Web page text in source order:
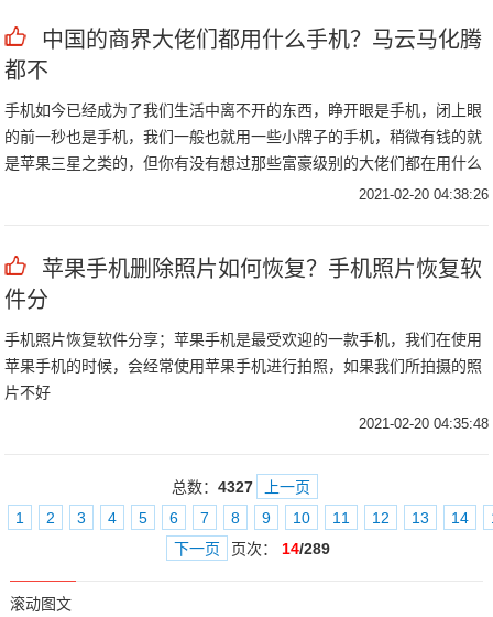
中国的商界大佬们都用什么手机？马云马化腾
都不
手机如今已经成为了我们生活中离不开的东西，睁开眼是手机，闭上眼
的前一秒也是手机，我们一般也就用一些小牌子的手机，稍微有钱的就
是苹果三星之类的，但你有没有想过那些富豪级别的大佬们都在用什么
2021-02-20 04:38:26
苹果手机删除照片如何恢复？手机照片恢复软
件分
手机照片恢复软件分享；苹果手机是最受欢迎的一款手机，我们在使用
苹果手机的时候，会经常使用苹果手机进行拍照，如果我们所拍摄的照
片不好
2021-02-20 04:35:48
总数： 4327
上一页
1
2 3 4 5 6 7 8 9 10 11 12 13 14
下一页
页次： 14/289
滚动图文